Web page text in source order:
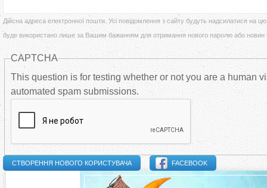
н
н
і
в
л
Дійсна адреса електронної пошти. Усі повідомлення з сайту будуть надсилатися на
буде використано лише за Вашим бажанням для отримання нового паролю або
CAPTCHA
This question is for testing whether or not you are a human
automated spam submissions.
FACEBOOK